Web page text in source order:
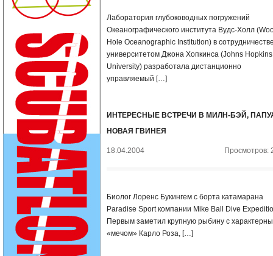
Лаборатория глубоководных погружений
Океанографического института Вудс-Холл
Hole Oceanographic Institution) в
университетом Джона Хопкинса (Johns Hopkins
University) разработала дистанционно
управляемый […]
ИНТЕРЕСНЫЕ ВСТРЕЧИ В МИЛН-БЭЙ,
НОВАЯ ГВИНЕЯ
18.04.2004 Просмотров:
Биолог Лоренс Букингем с борта катамарана
Paradise Sport компании Mike Ball Dive
Первым заметил крупную рыбину с
«мечом» Карло Роза, […]